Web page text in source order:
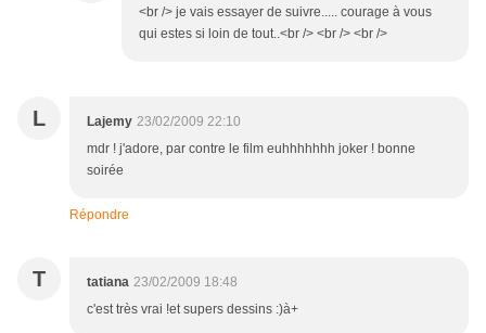
<br /> je vais essayer de suivre..... courage à vous
qui estes si loin de tout..<br /> <br /> <br />
L Lajemy 23/02/2009 22:10
mdr ! j'adore, par contre le film euhhhhhhh joker ! bonne
soirée
Répondre
T tatiana 23/02/2009 18:48
c'est très vrai !et supers dessins :)à+